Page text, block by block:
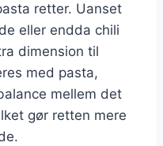
retter. Uanset
eller endda chili
dimension til
med pasta,
mellem det
gør retten mere